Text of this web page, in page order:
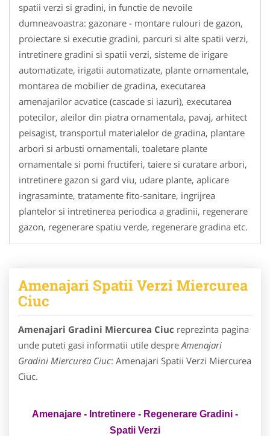
spatii verzi si gradini, in functie de nevoile
dumneavoastra: gazonare - montare rulouri de gazon,
proiectare si executie gradini, parcuri si alte spatii verzi,
intretinere gradini si spatii verzi, sisteme de irigare
automatizate, irigatii automatizate, plante ornamentale,
montarea de mobilier de gradina, executarea
amenajarilor acvatice (cascade si iazuri), executarea
potecilor, aleilor din piatra ornamentala, pavaj, arhitect
peisagist, transportul materialelor de gradina, plantare
arbori si arbusti ornamentali, toaletare plante
ornamentale si pomi fructiferi, taiere si curatare arbori,
intretinere gazon si gard viu, udare plante, aplicare
ingrasaminte, tratamente fito-sanitare, ingrijrea
plantelor si intretinerea periodica a gradinii, regenerare
gazon, regenerare spatiu verde, regenerare gradina etc.
Amenajari Spatii Verzi Miercurea
Ciuc
Amenajari Gradini Miercurea Ciuc reprezinta pagina
unde puteti gasi informatii utile despre Amenajari
Gradini Miercurea Ciuc: Amenajari Spatii Verzi Miercurea
Ciuc.
Amenajare - Intretinere - Regenerare Gradini -
Spatii Verzi